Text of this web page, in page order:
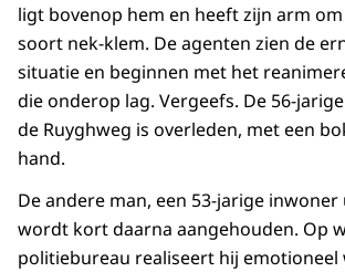
ligt bovenop hem en heeft zijn arm om
soort nek-klem. De agenten zien de
situatie en beginnen met het
die onderop lag. Vergeefs. De 56-
de Ruyghweg is overleden, met een
hand.
De andere man, een 53-jarige inwoner
wordt kort daarna aangehouden. Op
politiebureau realiseert hij emotioneel